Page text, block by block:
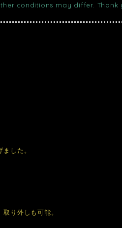
conditions may differ. Thank
した。
り外しも可能。